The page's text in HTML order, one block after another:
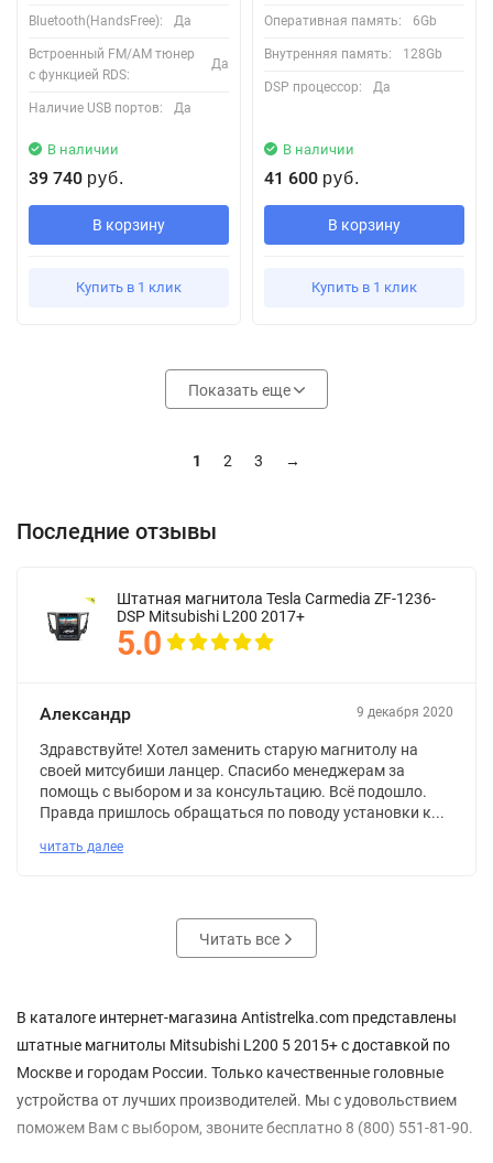
Bluetooth(HandsFree): Да
Встроенный FM/AM тюнер
с функцией RDS:
Да
Наличие USB портов: Да
В наличии
39 740 руб.
В корзину
Купить в 1 клик
Оперативная память: 6Gb
Внутренняя память: 128Gb
DSP процессор: Да
В наличии
41 600 руб.
В корзину
Купить в 1 клик
Показать еще
1 2 3 →
Последние отзывы
Штатная магнитола Tesla Carmedia ZF-1236-
DSP Mitsubishi L200 2017+
5.0
Александр 9 декабря 2020
Здравствуйте! Хотел заменить старую магнитолу на
своей митсубиши ланцер. Спасибо менеджерам за
помощь с выбором и за консультацию. Всё подошло.
Правда пришлось обращаться по поводу установки к...
читать далее
Читать все
В каталоге интернет-магазина Antistrelka.com представлены
штатные магнитолы Mitsubishi L200 5 2015+ с доставкой по
Москве и городам России. Только качественные головные
устройства от лучших производителей. Мы с удовольствием
поможем Вам с выбором, звоните бесплатно 8 (800) 551-81-90.